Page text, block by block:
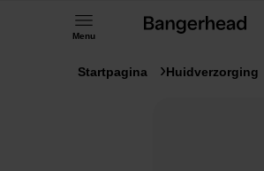
Menu
Startpagina Huidverzorging